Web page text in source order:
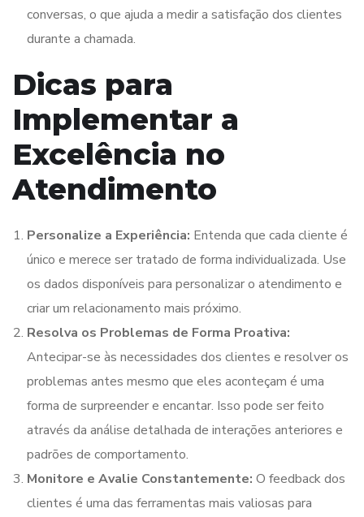
conversas, o que ajuda a medir a satisfação dos clientes
durante a chamada.
Dicas para
Implementar a
Excelência no
Atendimento
Personalize a Experiência: Entenda que cada cliente é
único e merece ser tratado de forma individualizada. Use
os dados disponíveis para personalizar o atendimento e
criar um relacionamento mais próximo.
Resolva os Problemas de Forma Proativa:
Antecipar-se às necessidades dos clientes e resolver os
problemas antes mesmo que eles aconteçam é uma
forma de surpreender e encantar. Isso pode ser feito
através da análise detalhada de interações anteriores e
padrões de comportamento.
Monitore e Avalie Constantemente: O feedback dos
clientes é uma das ferramentas mais valiosas para